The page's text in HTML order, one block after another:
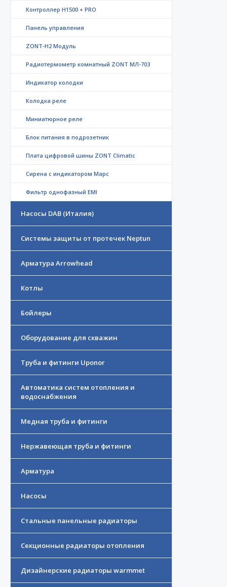
Контроллер Н1500 + PRO
Панель управления
ZONT-H2 Модуль
Радиотермометр комнатный ZONT МЛ-703
Индикатор колодки
Колодка реле
Миниатюрное реле
Блок питания в подрозетник
Плата цифровой шины ZONT Climatic
Сирена с индикатором Марс
Фильтр однофазный EMI
Насосы DAB (Италия)
Системы защиты от протечек Neptun
Арматура Arrowhead
Котлы
Бойлеры
Оборудование для скважин
Труба и фитинги Uponor
Автоматика систем отопления и
водоснабжения
Медная труба и фитинги
Нержавеющая труба и фитинги
Арматура
Насосы
Стальные панельные радиаторы
Секционные радиаторы отопления
Дизайнерские радиаторы warmmet